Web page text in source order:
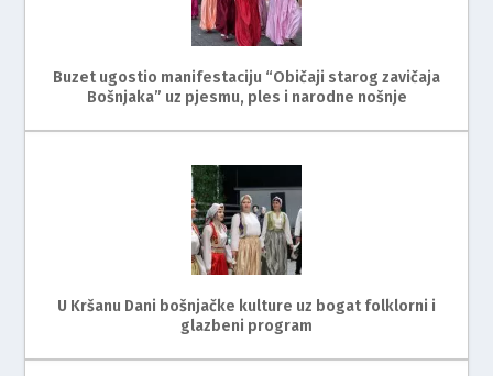
Buzet ugostio manifestaciju “Običaji starog zavičaja
Bošnjaka” uz pjesmu, ples i narodne nošnje
U Kršanu Dani bošnjačke kulture uz bogat folklorni i
glazbeni program